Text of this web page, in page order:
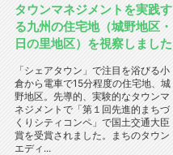
タウンマネジメントを実践す
る九州の住宅地（城野地区・
日の里地区）を視察しました
「シェアタウン」で注目を浴びる小
倉から電車で15分程度の住宅地、城
野地区。先導的、実験的なタウンマ
ネジメントで「第１回先進的まちづ
くりシティコンペ」で国土交通大臣
賞を受賞されました。まちのタウン
エディ...